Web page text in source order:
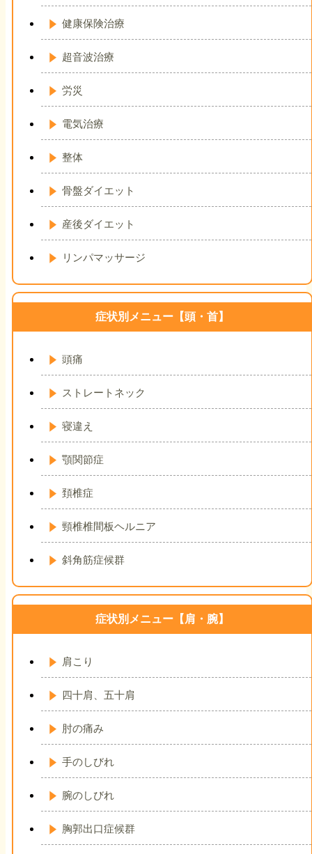
健康保険治療
超音波治療
労災
電気治療
整体
骨盤ダイエット
産後ダイエット
リンパマッサージ
症状別メニュー【頭・首】
頭痛
ストレートネック
寝違え
顎関節症
頚椎症
頸椎椎間板ヘルニア
斜角筋症候群
症状別メニュー【肩・腕】
肩こり
四十肩、五十肩
肘の痛み
手のしびれ
腕のしびれ
胸郭出口症候群